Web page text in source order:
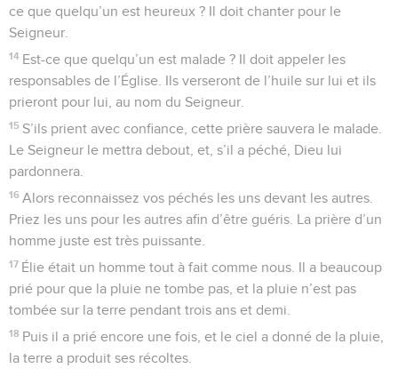
ce que quelqu’un est heureux ? Il doit chanter pour le
Seigneur.
14 Est-ce que quelqu’un est malade ? Il doit appeler les
responsables de l’Église. Ils verseront de l’huile sur lui et ils
prieront pour lui, au nom du Seigneur.
15 S’ils prient avec confiance, cette prière sauvera le malade.
Le Seigneur le mettra debout, et, s’il a péché, Dieu lui
pardonnera.
16 Alors reconnaissez vos péchés les uns devant les autres.
Priez les uns pour les autres afin d’être guéris. La prière d’un
homme juste est très puissante.
17 Élie était un homme tout à fait comme nous. Il a beaucoup
prié pour que la pluie ne tombe pas, et la pluie n’est pas
tombée sur la terre pendant trois ans et demi.
18 Puis il a prié encore une fois, et le ciel a donné de la pluie,
la terre a produit ses récoltes.